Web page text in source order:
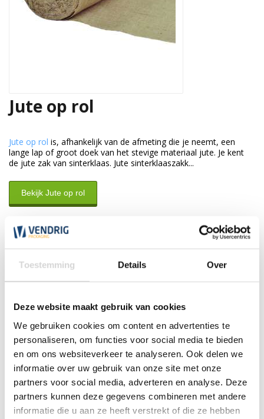
Toestemming Details Over
Deze website maakt gebruik van cookies
We gebruiken cookies om content en advertenties te
personaliseren, om functies voor social media te bieden
en om ons websiteverkeer te analyseren. Ook delen we
informatie over uw gebruik van onze site met onze
partners voor social media, adverteren en analyse. Deze
partners kunnen deze gegevens combineren met andere
informatie die u aan ze heeft verstrekt of die ze hebben
Jute op rol
Jute op rol is, afhankelijk van de afmeting die je neemt, een
lange lap of groot doek van het stevige materiaal jute. Je kent
de jute zak van sinterklaas. Jute sinterklaaszakk...
Bekijk Jute op rol
Klantenservice
Wij zijn nu open tot 17:30 uur
Chat
WhatsApp 0348 479195